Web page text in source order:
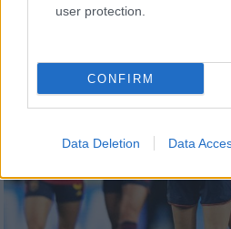
user protection.
CONFIRM
Data Deletion Data